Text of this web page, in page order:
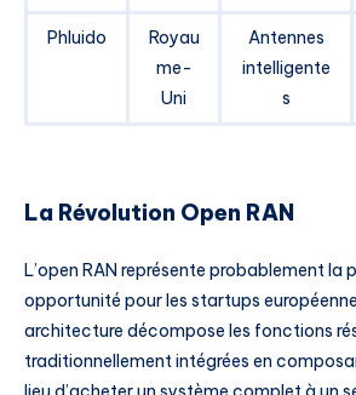
Phluido
Royau
me-
Uni
Antennes
intelligente
s
La Révolution Open RAN
L’open RAN représente probablement la
opportunité pour les startups
architecture décompose les fonctions
traditionnellement intégrées en